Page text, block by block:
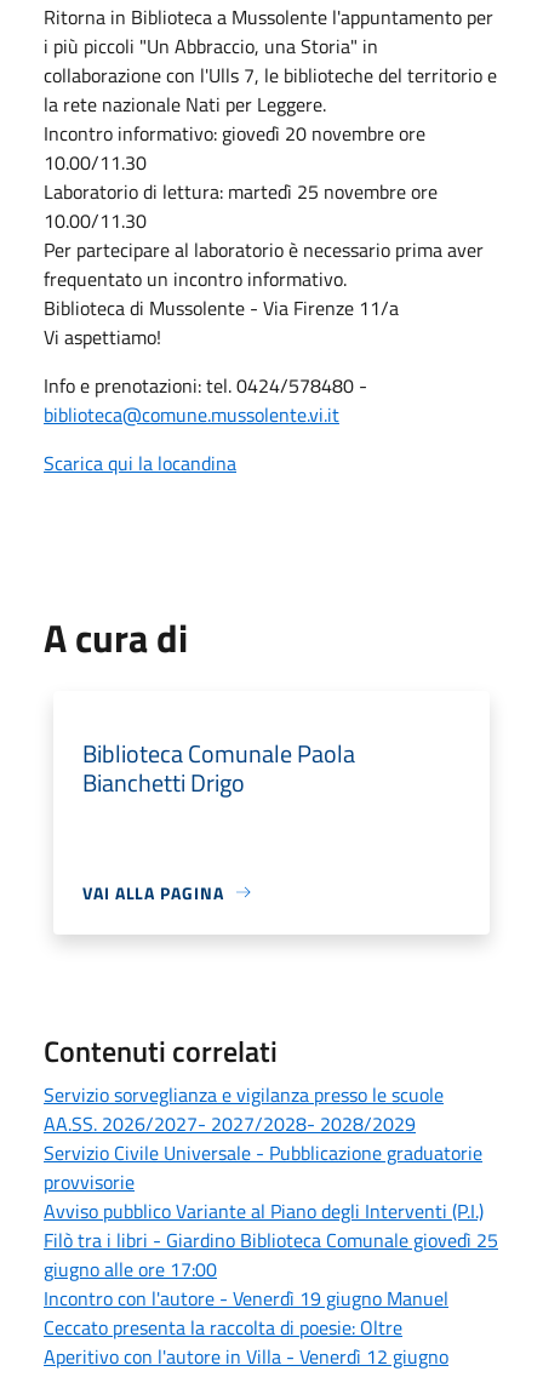
Ritorna in Biblioteca a Mussolente l'appuntamento per
i più piccoli "Un Abbraccio, una Storia" in
collaborazione con l'Ulls 7, le biblioteche del territorio e
la rete nazionale Nati per Leggere.
Incontro informativo: giovedì 20 novembre ore
10.00/11.30
Laboratorio di lettura: martedì 25 novembre ore
10.00/11.30
Per partecipare al laboratorio è necessario prima aver
frequentato un incontro informativo.
Biblioteca di Mussolente - Via Firenze 11/a
Vi aspettiamo!
Info e prenotazioni: tel. 0424/578480 -
biblioteca@comune.mussolente.vi.it
Scarica qui la locandina
A cura di
Biblioteca Comunale Paola
Bianchetti Drigo
VAI ALLA PAGINA
Contenuti correlati
Servizio sorveglianza e vigilanza presso le scuole
AA.SS. 2026/2027- 2027/2028- 2028/2029
Servizio Civile Universale - Pubblicazione graduatorie
provvisorie
Avviso pubblico Variante al Piano degli Interventi (P.I.)
Filò tra i libri - Giardino Biblioteca Comunale giovedì 25
giugno alle ore 17:00
Incontro con l'autore - Venerdì 19 giugno Manuel
Ceccato presenta la raccolta di poesie: Oltre
Aperitivo con l'autore in Villa - Venerdì 12 giugno